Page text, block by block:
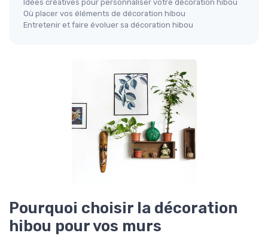
Idées créatives pour personnaliser votre décoration hibou
Où placer vos éléments de décoration hibou
Entretenir et faire évoluer sa décoration hibou
Pourquoi choisir la décoration
hibou pour vos murs